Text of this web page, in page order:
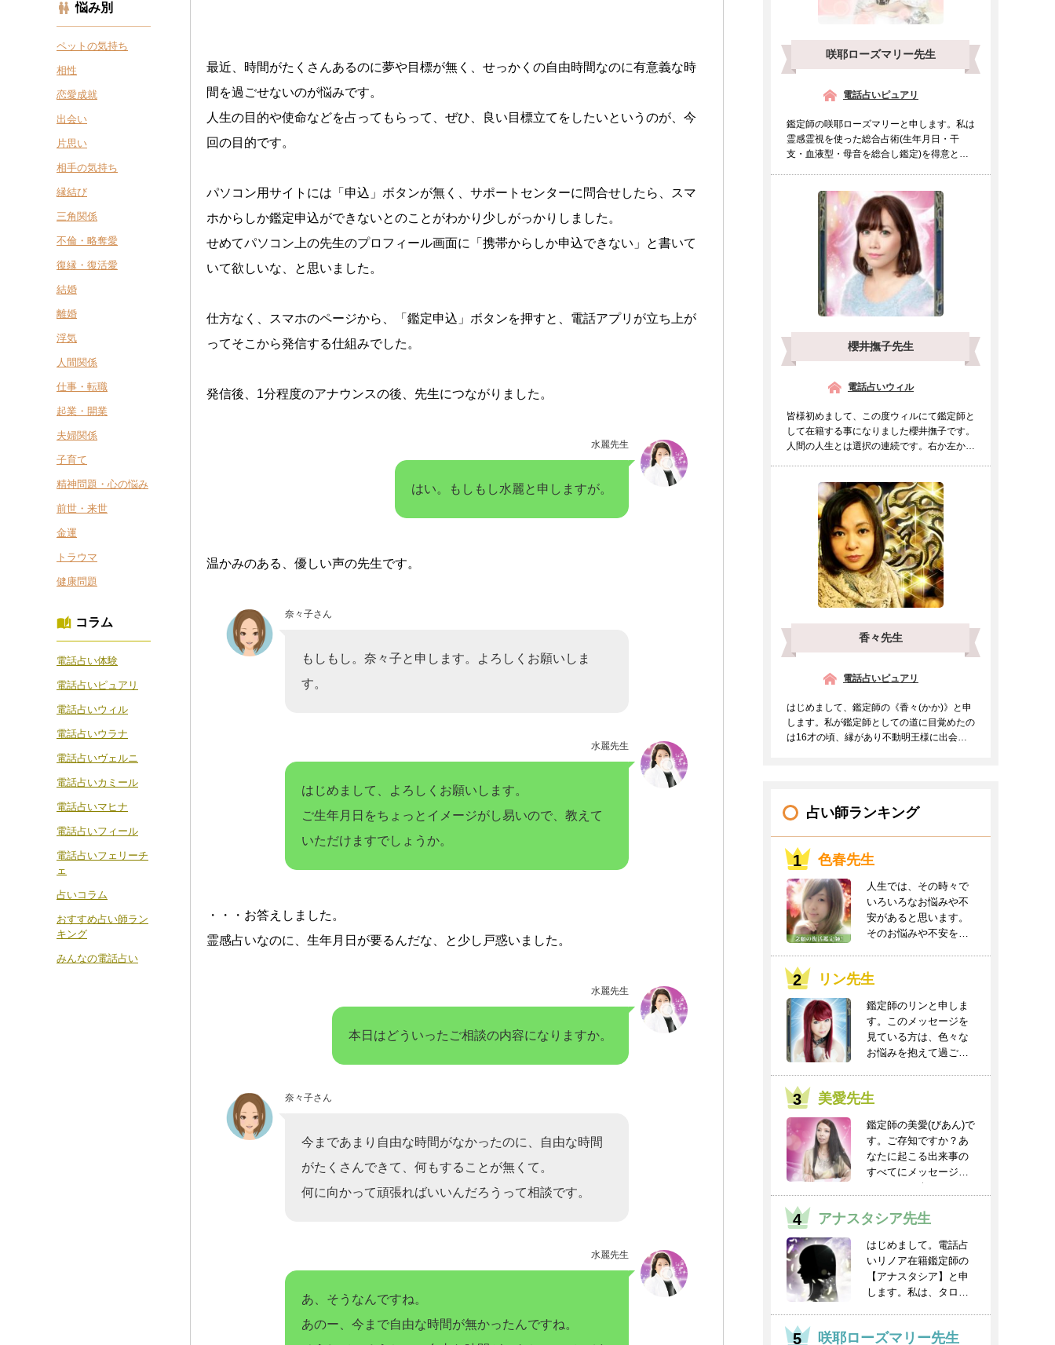
最近、時間がたくさんあるのに夢や目標が無く、せっかくの自由時間なのに有意義な時
間を過ごせないのが悩みです。
人生の目的や使命などを占ってもらって、ぜひ、良い目標立てをしたいというのが、今
回の目的です。
パソコン用サイトには「申込」ボタンが無く、サポートセンターに問合せしたら、スマ
ホからしか鑑定申込ができないとのことがわかり少しがっかりしました。
せめてパソコン上の先生のプロフィール画面に「携帯からしか申込できない」と書いて
いて欲しいな、と思いました。
仕方なく、スマホのページから、「鑑定申込」ボタンを押すと、電話アプリが立ち上が
ってそこから発信する仕組みでした。
発信後、1分程度のアナウンスの後、先生につながりました。
水麗先生
はい。もしもし水麗と申しますが。
温かみのある、優しい声の先生です。
奈々子さん
もしもし。奈々子と申します。よろしくお願いしま
す。
水麗先生
はじめまして、よろしくお願いします。
ご生年月日をちょっとイメージがし易いので、教えて
いただけますでしょうか。
・・・お答えしました。
霊感占いなのに、生年月日が要るんだな、と少し戸惑いました。
水麗先生
本日はどういったご相談の内容になりますか。
奈々子さん
今まであまり自由な時間がなかったのに、自由な時間
がたくさんできて、何もすることが無くて。
何に向かって頑張ればいいんだろうって相談です。
水麗先生
あ、そうなんですね。
あのー、今まで自由な時間が無かったんですね。
咲耶ローズマリー先生
電話占いピュアリ
鑑定師の咲耶ローズマリーと申します。私は
霊感霊視を使った総合占術(生年月日・干
支・血液型・母音を総合し鑑定)を得意とし
櫻井撫子先生
電話占いウィル
皆様初めまして、この度ウィルにて鑑定師と
して在籍する事になりました櫻井撫子です。
人間の人生とは選択の連続です。右か左か進
香々先生
電話占いピュアリ
はじめまして、鑑定師の《香々(かか)》と申
します。私が鑑定師としての道に目覚めたの
は16才の頃、縁があり不動明王様に出会う
占い師ランキング
色春先生
人生では、その時々で
いろいろなお悩みや不
安があると思います。
そのお悩みや不安をお
リン先生
鑑定師のリンと申しま
す。このメッセージを
見ている方は、色々な
お悩みを抱えて過ごし
美愛先生
鑑定師の美愛(びあん)で
す。ご存知ですか？あ
なたに起こる出来事の
すべてにメッセージと
アナスタシア先生
はじめまして。電話占
いリノア在籍鑑定師の
【アナスタシア】と申
します。私は、タロッ
咲耶ローズマリー先生
悩み別
ペットの気持ち
相性
恋愛成就
出会い
片思い
相手の気持ち
縁結び
三角関係
不倫・略奪愛
復縁・復活愛
結婚
離婚
浮気
人間関係
仕事・転職
起業・開業
夫婦関係
子育て
精神問題・心の悩み
前世・来世
金運
トラウマ
健康問題
コラム
電話占い体験
電話占いピュアリ
電話占いウィル
電話占いウラナ
電話占いヴェルニ
電話占いカミール
電話占いマヒナ
電話占いフィール
電話占いフェリーチ
ェ
占いコラム
おすすめ占い師ラン
キング
みんなの電話占い